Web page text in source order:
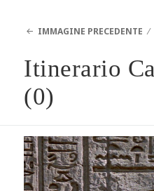
IMMAGINE PRECEDENTE
Itinerario
(0)